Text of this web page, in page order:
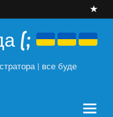
(;
| все буде